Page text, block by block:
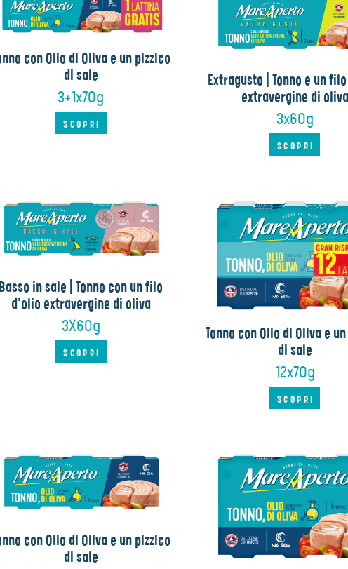
con Olio di Oliva e un pizzico
di sale
3+1x70g
SCOPRI
Extragusto | Tonno e un
extravergine di oliva
3x60g
SCOPRI
in sale | Tonno con un filo
d'olio extravergine di oliva
3X60g
SCOPRI
Tonno con Olio di Oliva e
di sale
12x70g
SCOPRI
con Olio di Oliva e un pizzico
di sale